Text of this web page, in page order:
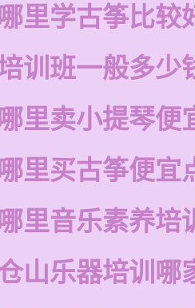
里学古筝比较
训班一般多少
里卖小提琴便
里买古筝便宜
里音乐素养培
山乐器培训哪